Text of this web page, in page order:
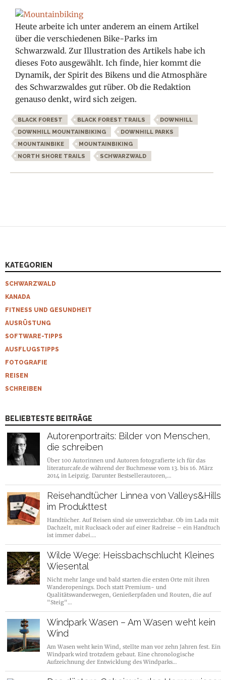
Heute arbeite ich unter anderem an einem Artikel
über die verschiedenen Bike-Parks im
Schwarzwald. Zur Illustration des Artikels habe ich
dieses Foto ausgewählt. Ich finde, hier kommt die
Dynamik, der Spirit des Bikens und die Atmosphäre
des Schwarzwaldes gut rüber. Ob die Redaktion
genauso denkt, wird sich zeigen.
BLACK FOREST BLACK FOREST TRAILS
DOWNHILL
DOWNHILL MOUNTAINBIKING
DOWNHILL PARKS
MOUNTAINBIKE
MOUNTAINBIKING
NORTH SHORE TRAILS
SCHWARZWALD
KATEGORIEN
SCHWARZWALD
KANADA
FITNESS UND GESUNDHEIT
AUSRÜSTUNG
SOFTWARE-TIPPS
AUSFLUGSTIPPS
FOTOGRAFIE
REISEN
SCHREIBEN
BELIEBTESTE BEITRÄGE
Autorenportraits: Bilder von Menschen,
die schreiben
Über 100 Autorinnen und Autoren fotografierte ich für das
literaturcafe.de während der Buchmesse vom 13. bis 16. März
2014 in Leipzig. Darunter Bestsellerautoren,…
Reisehandtücher Linnea von Valleys&Hills
im Produkttest
Handtücher. Auf Reisen sind sie unverzichtbar. Ob im Lada mit
Dachzelt, mit Rucksack oder auf einer Radreise – ein Handtuch
ist immer dabei.…
Wilde Wege: Heissbachschlucht Kleines
Wiesental
Nicht mehr lange und bald starten die ersten Orte mit ihren
Wanderopenings. Doch statt Premium- und
Qualitätswanderwegen, Genießerpfaden und Routen, die auf
"Steig"…
Windpark Wasen – Am Wasen weht kein
Wind
Am Wasen weht kein Wind, stellte man vor zehn Jahren fest. Ein
Windpark wird trotzdem gebaut. Eine chronologische
Aufzeichnung der Entwicklung des Windparks…